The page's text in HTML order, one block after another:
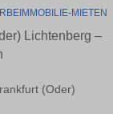
MIETEN
Lichtenberg –
(Oder)